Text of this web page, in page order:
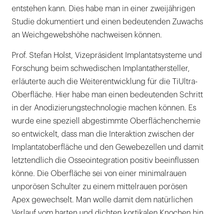
entstehen kann. Dies habe man in einer zweijährigen
Studie dokumentiert und einen bedeutenden Zuwachs
an Weichgewebshöhe nachweisen können.
Prof. Stefan Holst, Vizepräsident Implantatsysteme und
Forschung beim schwedischen Implantathersteller,
erläuterte auch die Weiterentwicklung für die TiUltra-
Oberfläche. Hier habe man einen bedeutenden Schritt
in der Anodizierungstechnologie machen können. Es
wurde eine speziell abgestimmte Oberflächenchemie
so entwickelt, dass man die Interaktion zwischen der
Implantatoberfläche und den Gewebezellen und damit
letztendlich die Osseointegration positiv beeinflussen
könne. Die Oberfläche sei von einer minimalrauen
unporösen Schulter zu einem mittelrauen porösen
Apex gewechselt. Man wolle damit dem natürlichen